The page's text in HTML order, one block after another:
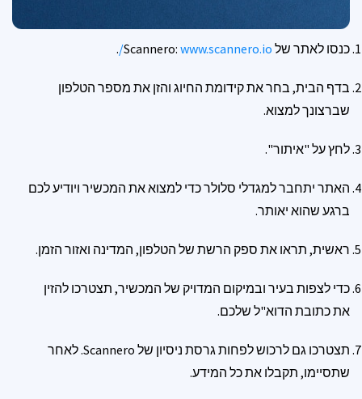
כנסו לאתר של Scannero: www.scannero.io/
.
בדף הבית, בחר את קידומת החיוג והזן את מספר הטלפון
שברצונך למצוא.
לחץ על "איתור".
האתר יתחבר למגדלי סלולר כדי למצוא את המכשיר ויודיע לכם
ברגע שהוא יאותר.
ראשית, תראו את ספק הרשת של הטלפון, המדינה ואזור הזמן.
כדי לצפות בעיר ובמיקום המדויק של המכשיר, תצטרכו להזין
את כתובת הדוא"ל שלכם.
תצטרכו גם לרכוש לפחות גרסת ניסיון של Scannero. לאחר
שתסיימו, תקבלו את כל המידע.